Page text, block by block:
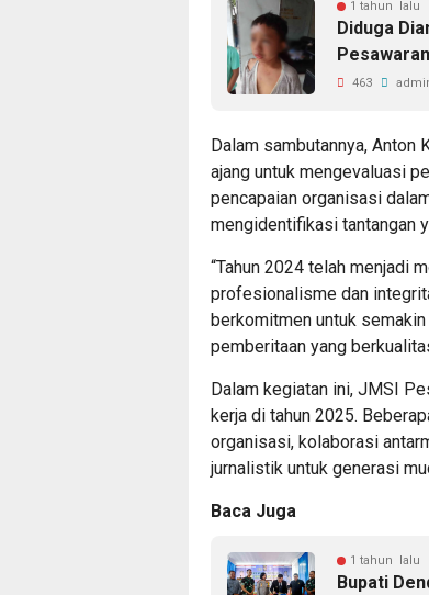
1 tahun lalu
Diduga
463
Dalam sambutannya, Anton
ajang untuk mengevaluasi
pencapaian organisasi
mengidentifikasi tantangan
“Tahun 2024 telah menjadi
profesionalisme dan
berkomitmen untuk
pemberitaan yang
Dalam kegiatan ini, JMSI
kerja di tahun 2025.
organisasi, kolaborasi
jurnalistik untuk generasi
Baca Juga
1 tahun lalu
Bupati